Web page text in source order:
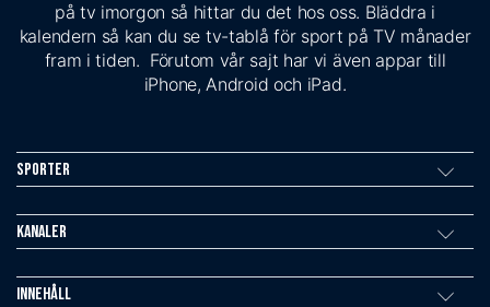
på tv imorgon så hittar du det hos oss. Bläddra i
kalendern så kan du se tv-tablå för sport på TV månader
fram i tiden. Förutom vår sajt har vi även appar till
iPhone, Android och iPad.
Sporter
Kanaler
Innehåll